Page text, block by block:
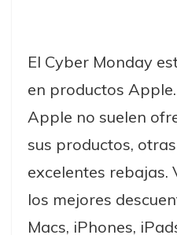
El Cyber Monday
en productos
Apple no suelen
sus productos,
excelentes rebajas.
los mejores
Macs, iPhones,